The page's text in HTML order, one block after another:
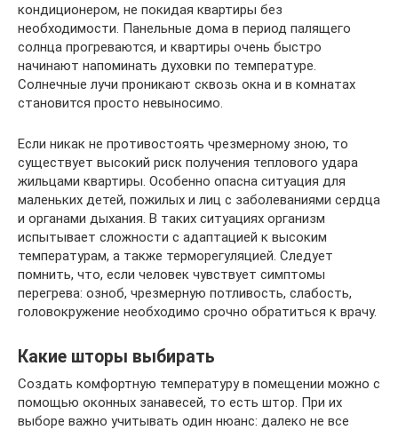
кондиционером, не покидая квартиры без
необходимости. Панельные дома в период палящего
солнца прогреваются, и квартиры очень быстро
начинают напоминать духовки по температуре.
Солнечные лучи проникают сквозь окна и в комнатах
становится просто невыносимо.
Если никак не противостоять чрезмерному зною, то
существует высокий риск получения теплового удара
жильцами квартиры. Особенно опасна ситуация для
маленьких детей, пожилых и лиц с заболеваниями сердца
и органами дыхания. В таких ситуациях организм
испытывает сложности с адаптацией к высоким
температурам, а также терморегуляцией. Следует
помнить, что, если человек чувствует симптомы
перегрева: озноб, чрезмерную потливость, слабость,
головокружение необходимо срочно обратиться к врачу.
Какие шторы выбирать
Создать комфортную температуру в помещении можно с
помощью оконных занавесей, то есть штор. При их
выборе важно учитывать один нюанс: далеко не все